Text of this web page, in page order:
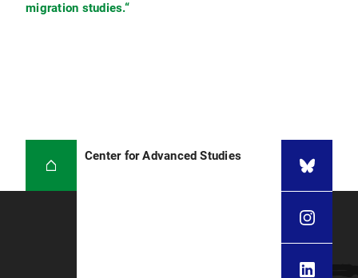
migration studies.“
Center for Advanced Studies